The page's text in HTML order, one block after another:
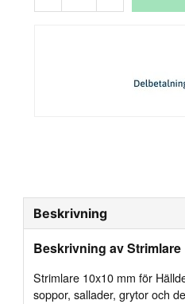
Beskrivning
Beskrivning av Strimlare
Strimlare 10x10 mm för
soppor, sallader, grytor och